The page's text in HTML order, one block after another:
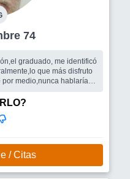
74
graduado, me identificó
que más disfruto
medio,nunca hablaría
/ Citas